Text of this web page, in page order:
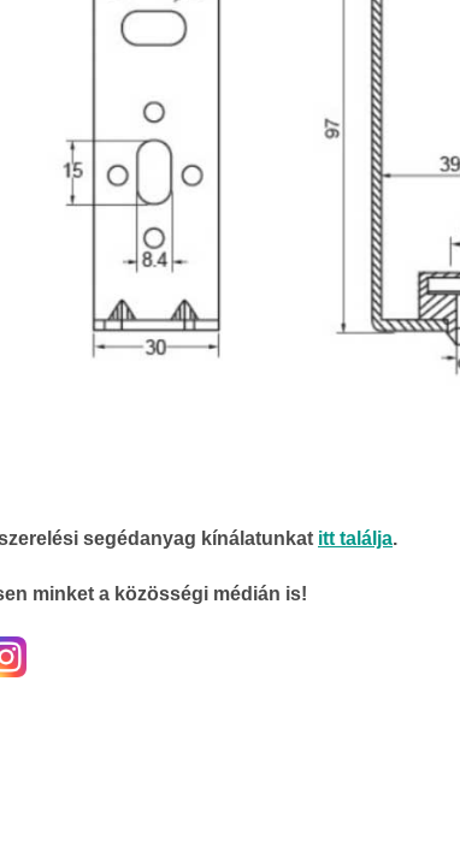
segédanyag kínálatunkat itt találja.
minket a közösségi médián is!